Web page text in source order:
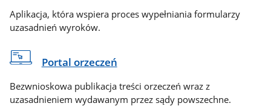
Aplikacja, która wspiera proces wypełniania formularzy
uzasadnień wyroków.
Portal orzeczeń
Bezwnioskowa publikacja treści orzeczeń wraz z
uzasadnieniem wydawanym przez sądy powszechne.